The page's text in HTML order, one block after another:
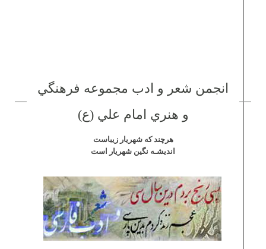
انجمن شعر و ادب مجموعه فرهنگي
و هنري امام علي (ع)
هرچند كه شهريار زيباست
انديشـه نگين شهريار است